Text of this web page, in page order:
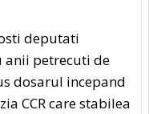
deputati
anii petrecuti de
dosarul incepand
CCR care stabilea